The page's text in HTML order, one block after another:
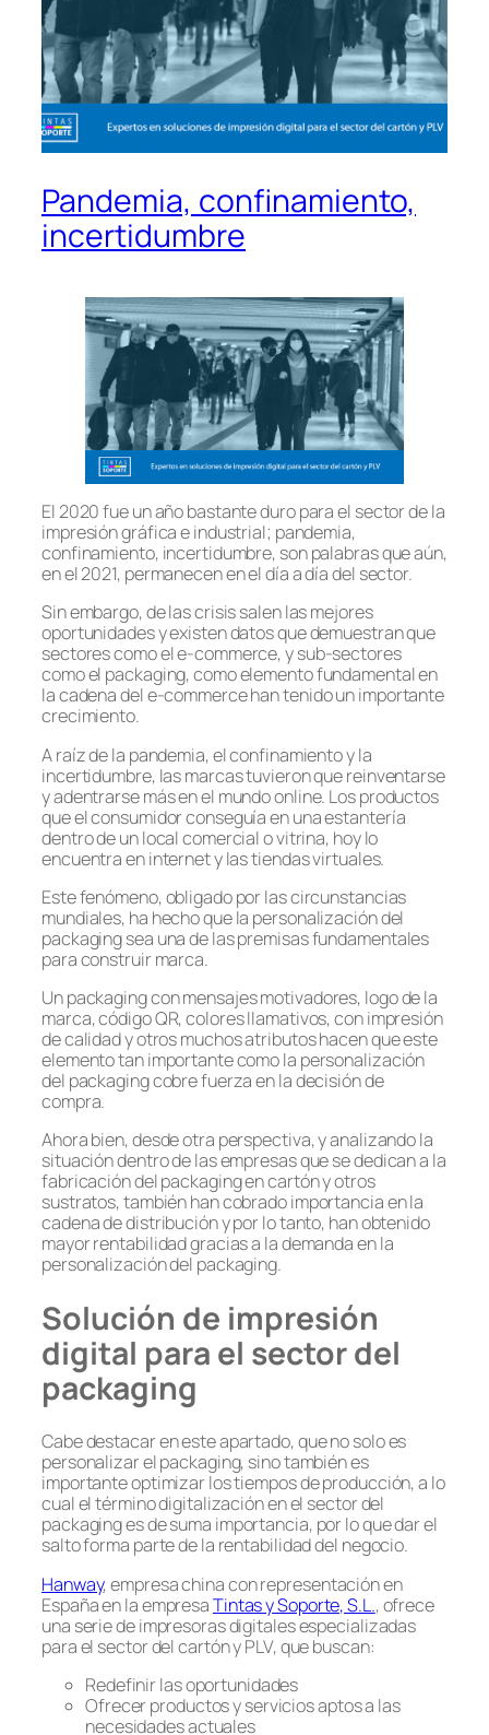
Pandemia, confinamiento,
incertidumbre
El 2020 fue un año bastante duro para el sector de la
impresión gráfica e industrial; pandemia,
confinamiento, incertidumbre, son palabras que aún,
en el 2021, permanecen en el día a día del sector.
Sin embargo, de las crisis salen las mejores
oportunidades y existen datos que demuestran que
sectores como el e-commerce, y sub-sectores
como el packaging, como elemento fundamental en
la cadena del e-commerce han tenido un importante
crecimiento.
A raíz de la pandemia, el confinamiento y la
incertidumbre, las marcas tuvieron que reinventarse
y adentrarse más en el mundo online. Los productos
que el consumidor conseguía en una estantería
dentro de un local comercial o vitrina, hoy lo
encuentra en internet y las tiendas virtuales.
Este fenómeno, obligado por las circunstancias
mundiales, ha hecho que la personalización del
packaging sea una de las premisas fundamentales
para construir marca.
Un packaging con mensajes motivadores, logo de la
marca, código QR, colores llamativos, con impresión
de calidad y otros muchos atributos hacen que este
elemento tan importante como la personalización
del packaging cobre fuerza en la decisión de
compra.
Ahora bien, desde otra perspectiva, y analizando la
situación dentro de las empresas que se dedican a la
fabricación del packaging en cartón y otros
sustratos, también han cobrado importancia en la
cadena de distribución y por lo tanto, han obtenido
mayor rentabilidad gracias a la demanda en la
personalización del packaging.
Solución de impresión
digital para el sector del
packaging
Cabe destacar en este apartado, que no solo es
personalizar el packaging, sino también es
importante optimizar los tiempos de producción, a lo
cual el término digitalización en el sector del
packaging es de suma importancia, por lo que dar el
salto forma parte de la rentabilidad del negocio.
Hanway, empresa china con representación en
España en la empresaTintas y Soporte, S.L., ofrece
una serie de impresoras digitales especializadas
para el sector del cartón y PLV, que buscan:
Redefinir las oportunidades
Ofrecer productos y servicios aptos a las
necesidades actuales